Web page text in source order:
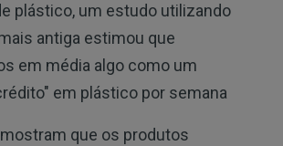
plástico, um estudo utilizando
antiga estimou que
em média algo como um
em plástico por semana
que os produtos